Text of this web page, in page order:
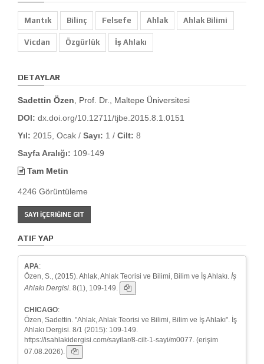
Mantık Bilinç Felsefe Ahlak Ahlak Bilimi
Vicdan Özgürlük İş Ahlakı
DETAYLAR
Sadettin Özen , Prof. Dr., Maltepe Üniversitesi
DOI: dx.doi.org/10.12711/tjbe.2015.8.1.0151
Yıl: 2015, Ocak / Sayı: 1 / Cilt: 8
Sayfa Aralığı: 109-149
Tam Metin
4246 Görüntüleme
SAYI İÇERIĞINE GIT
ATIF YAP
APA:
Özen, S., (2015). Ahlak, Ahlak Teorisi ve Bilimi, Bilim ve İş Ahlakı. İş
Ahlakı Dergisi . 8(1), 109-149.
CHICAGO:
Özen, Sadettin. "Ahlak, Ahlak Teorisi ve Bilimi, Bilim ve İş Ahlakı". İş
Ahlakı Dergisi. 8/1 (2015): 109-149.
https://isahlakidergisi.com/sayilar/8-cilt-1-sayi/m0077. (erişim
07.08.2026).